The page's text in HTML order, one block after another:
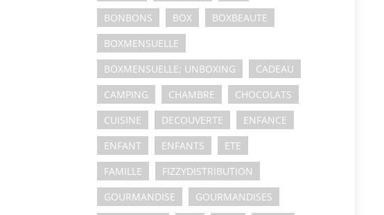
BONBONS
BOX
BOXBEAUTE
BOXMENSUELLE
BOXMENSUELLE; UNBOXING
CADEAU
CAMPING
CHAMBRE
CHOCOLATS
CUISINE
DECOUVERTE
ENFANCE
ENFANT
ENFANTS
ETE
FAMILLE
FIZZYDISTRIBUTION
GOURMANDISE
GOURMANDISES